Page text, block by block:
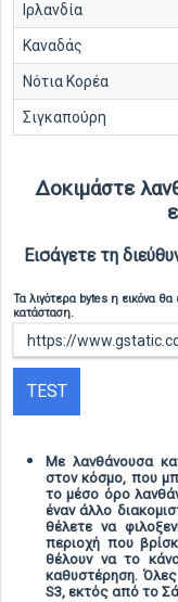
Ιρλανδία
Καναδάς
Νότια Κορέα
Σιγκαπούρη
Δοκιμάστε
Εισάγετε τη
Τα λιγότερα bytes η εικόνα θα
κατάσταση.
TEST
Με λανθάνουσα
στον κόσμο, που
το μέσο όρο
έναν άλλο
θέλετε να
περιοχή που
θέλουν να το
καθυστέρηση. Όλες
S3, εκτός από το